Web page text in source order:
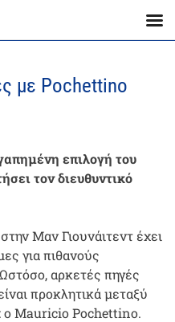
με Pochettino
επιλογή του
τον διευθυντικό
Μαν Γιουνάιτεντ έχει
για πιθανούς
αρκετές πηγές
προκλητικά μεταξύ
Mauricio Pochettino.